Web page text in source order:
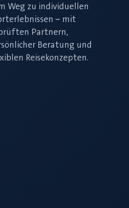
Weg zu individuellen
– mit
Partnern,
Beratung und
Reisekonzepten.